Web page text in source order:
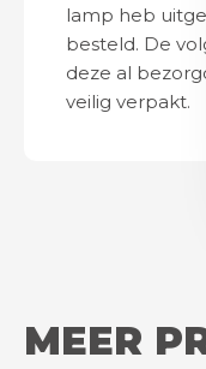
lamp heb
besteld. De
deze al
veilig verpakt.
MEER